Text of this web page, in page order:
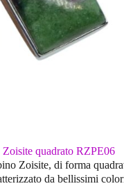
quadrato RZPE06
Zoisite, di forma
da bellissimi